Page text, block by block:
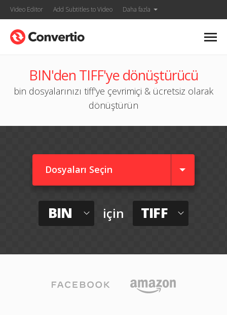
Video Editor Add Subtitles to Video Daha fazla
BIN'den TIFF'ye dönüştürücü
bin dosyalarınızı tiff'ye çevrimiçi & ücretsiz olarak
dönüştürün
Dosyaları Seçin
BIN için TIFF